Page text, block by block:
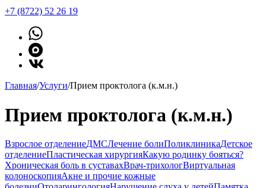
+7 (8722) 52 26 19
Главная/Услуги/Прием проктолога (к.м.н.)
Прием проктолога (к.м.н.)
Взрослое отделениеДМСЛечение болиПоликлиникаДетское
отделениеПластическая хирургияКакую родинку бояться?
Хроническая боль в суставахВрач-трихологВиртуальная
колоноскопияАкне и прочие кожные